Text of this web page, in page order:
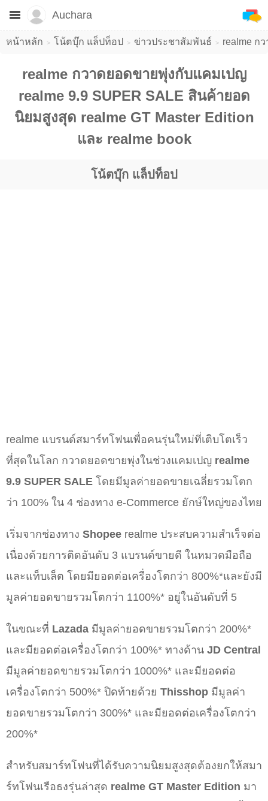
หน้าหลัก โน้ตบุ๊ก แล็ปท็อป ข่าวประชาสัมพันธ์ realme ก
realme กวาดยอดขายพุ่งกับแคมเปญ
realme 9.9 SUPER SALE สินค้ายอด
นิยมสูงสุด realme GT Master Edition
และ realme book
โน้ตบุ๊ก แล็ปท็อป
realme แบรนด์สมาร์ทโฟนเพื่อคนรุ่นใหม่ที่เติบโตเร็ว
ที่สุดในโลก กวาดยอดขายพุ่งในช่วงแคมเปญ realme
9.9 SUPER SALE โดยมีมูลค่ายอดขายเฉลี่ยรวมโตก
ว่า 100% ใน 4 ช่องทาง e-Commerce ยักษ์ใหญ่ของไทย
เริ่มจากช่องทาง Shopee realme ประสบความสำเร็จต่อ
เนื่องด้วยการติดอันดับ 3 แบรนด์ขายดี ในหมวดมือถือ
และแท็บเล็ต โดยมียอดต่อเครื่องโตกว่า 800%*และยังมี
มูลค่ายอดขายรวมโตกว่า 1100%* อยู่ในอันดับที่ 5
ในขณะที่ Lazada มีมูลค่ายอดขายรวมโตกว่า 200%*
และมียอดต่อเครื่องโตกว่า 100%* ทางด้าน JD Central
มีมูลค่ายอดขายรวมโตกว่า 1000%* และมียอดต่อ
เครื่องโตกว่า 500%* ปิดท้ายด้วย Thisshop มีมูลค่า
ยอดขายรวมโตกว่า 300%* และมียอดต่อเครื่องโตกว่า
200%*
สำหรับสมาร์ทโฟนที่ได้รับความนิยมสูงสุดต้องยกให้สมา
ร์ทโฟนเรือธงรุ่นล่าสุด realme GT Master Edition มา
Auchara